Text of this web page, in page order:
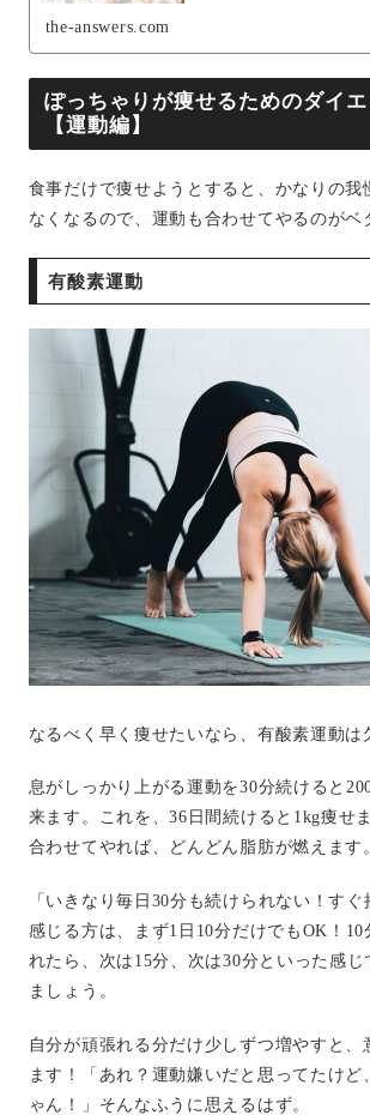
the-answers.com
ぽっちゃりが痩せるためのダイ
【運動編】
食事だけで痩せようとすると、かなりの我
なくなるので、運動も合わせてやるのがベ
有酸素運動
なるべく早く痩せたいなら、有酸素運動は
息がしっかり上がる運動を30分続けると
来ます。これを、36日間続けると1kg痩せ
合わせてやれば、どんどん脂肪が燃えます
「いきなり毎日30分も続けられない！すぐ
感じる方は、まず1日10分だけでもOK！10
れたら、次は15分、次は30分といった感じ
ましょう。
自分が頑張れる分だけ少しずつ増やすと、
ます！「あれ？運動嫌いだと思ってたけど
ゃん！」そんなふうに思えるはず。